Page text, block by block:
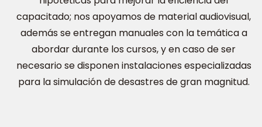
capacitado; nos apoyamos de material audiovisual,
además se entregan manuales con la temática a
abordar durante los cursos, y en caso de ser
necesario se disponen instalaciones especializadas
para la simulación de desastres de gran magnitud.